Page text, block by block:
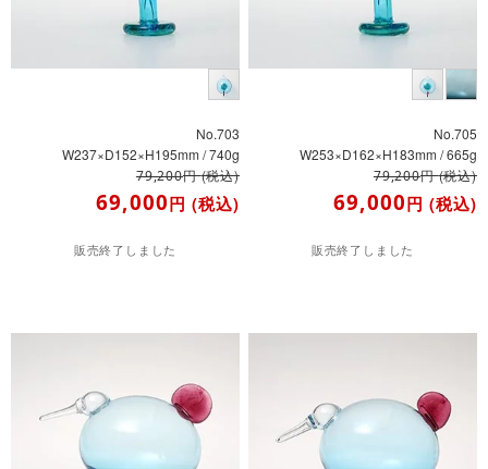
No.703
W237×D152×H195mm / 740g
79,200円(税込)
69,000円 (税込)
販売終了しました
No.705
W253×D162×H183mm / 665g
79,200円(税込)
69,000円 (税込)
販売終了しました